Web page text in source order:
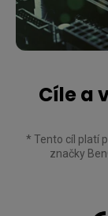
Cíle a
* Tento cíl platí
značky